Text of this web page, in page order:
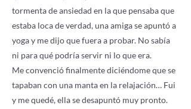
tormenta de ansiedad en la que pensaba que
estaba loca de verdad, una amiga se apuntó a
yoga y me dijo que fuera a probar. No sabía
ni para qué podría servir ni lo que era.
Me convenció finalmente diciéndome que se
tapaban con una manta en la relajación… Fui
y me quedé, ella se desapuntó muy pronto.